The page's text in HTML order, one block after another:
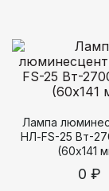
Лампа
НЛ-FS-25 Вт-
(60х141
0 ₽